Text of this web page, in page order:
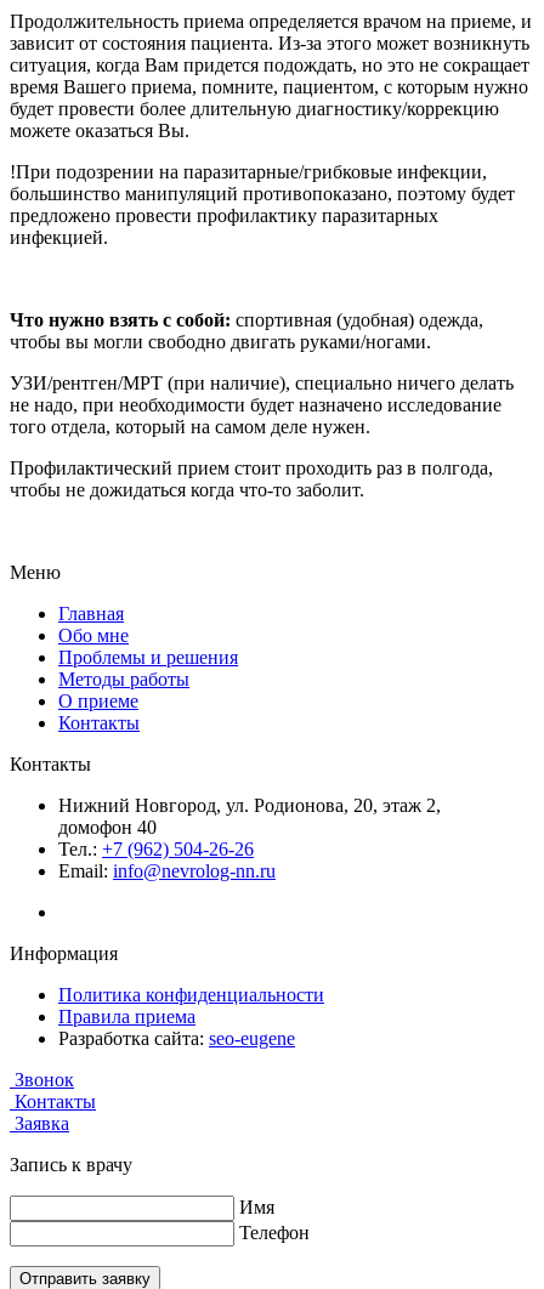
Продолжительность приема определяется врачом на приеме, и
зависит от состояния пациента. Из-за этого может возникнуть
ситуация, когда Вам придется подождать, но это не сокращает
время Вашего приема, помните, пациентом, с которым нужно
будет провести более длительную диагностику/коррекцию
можете оказаться Вы.
!При подозрении на паразитарные/грибковые инфекции,
большинство манипуляций противопоказано, поэтому будет
предложено провести профилактику паразитарных
инфекцией.
Что нужно взять с собой: спортивная (удобная) одежда,
чтобы вы могли свободно двигать руками/ногами.
УЗИ/рентген/МРТ (при наличие), специально ничего делать
не надо, при необходимости будет назначено исследование
того отдела, который на самом деле нужен.
Профилактический прием стоит проходить раз в полгода,
чтобы не дожидаться когда что-то заболит.
Меню
Главная
Обо мне
Проблемы и решения
Методы работы
О приеме
Контакты
Контакты
Нижний Новгород, ул. Родионова, 20, этаж 2,
домофон 40
Тел.: +7 (962) 504-26-26
Email: info@nevrolog-nn.ru
Информация
Политика конфиденциальности
Правила приема
Разработка сайта: seo-eugene
Звонок
Контакты
Заявка
Запись к врачу
Имя
Телефон
Отправить заявку